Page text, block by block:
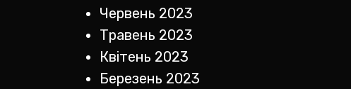
Червень 2023
Травень 2023
Квітень 2023
Березень 2023